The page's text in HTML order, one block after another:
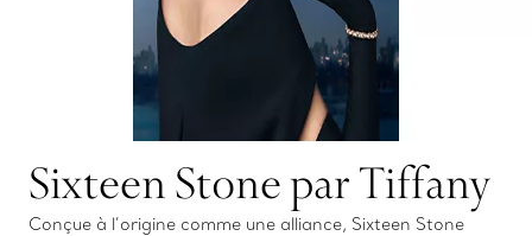
Sixteen Stone par Tiffany
Conçue à l’origine comme une alliance, Sixteen Stone